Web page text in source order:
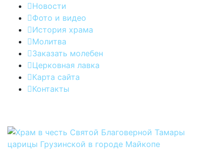
Новости
Фото и видео
История храма
Молитва
Заказать молебен
Церковная лавка
Карта сайта
Контакты